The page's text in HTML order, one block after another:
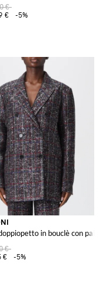
€
€
-5%
in bouclè con
€
€
-5%